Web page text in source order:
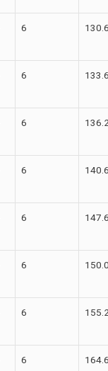
6
6
6
6
6
6
6
6